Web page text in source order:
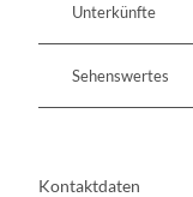
Unterkünfte
Sehenswertes
Kontaktdaten